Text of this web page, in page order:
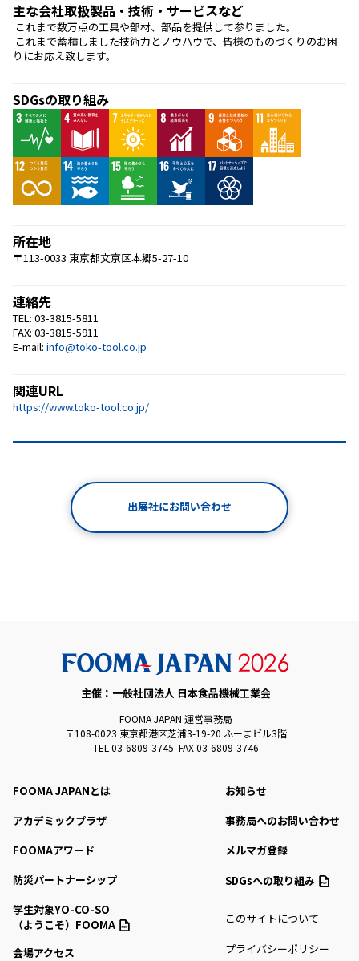
主な会社取扱製品・技術・サービスなど
これまで数万点の工具や部材、部品を提供して参りました。
りにお応え致します。
SDGsの取り組み
所在地
〒113-0033 東京都文京区本郷5-27-10
連絡先
TEL: 03-3815-5811
FAX: 03-3815-5911
E-mail: info@toko-tool.co.jp
関連URL
https://www.toko-tool.co.jp/
出展社にお問い合わせ
主催：一般社団法人 日本食品機械工業会
FOOMA JAPAN 運営事務局
〒108-0023 東京都港区芝浦3-19-20 ふーまビル3階
TEL 03-6809-3745 FAX 03-6809-3746
FOOMA JAPANとは
アカデミックプラザ
FOOMAアワード
防災パートナーシップ
学生対象YO-CO-SO
（ようこそ）FOOMA
会場アクセス
お知らせ
事務局へのお問い合わせ
メルマガ登録
SDGsへの取り組み
このサイトについて
プライバシーポリシー